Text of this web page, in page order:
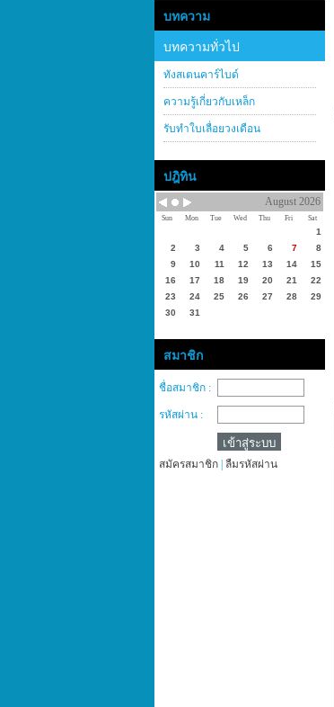
บทความ
บทความทั่วไป
ทังสเตนคาร์ไบด์
ความรู้เกี่ยวกับเหล็ก
รับทำใบเลื่อยวงเดือน
ปฎิทิน
August 2026
Sun Mon Tue Wed Thu Fri Sat
1
2
3 4 5 6 7
8
9
10 11 12 13 14
15
16
17 18 19 20 21
22
23
24 25 26 27 28
29
30
31
สมาชิก
ชื่อสมาชิก :
รหัสผ่าน :
สมัครสมาชิก ลืมรหัสผ่าน